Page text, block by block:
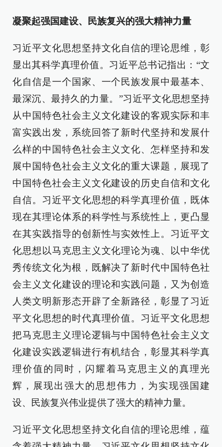
凝聚起强国建设、民族复兴的强大精神力量
习近平文化思想坚持文化自信的理论思维，彰
显出其科学真理价值。习近平总书记指出：“文
化自信是一个国家、一个民族发展中最基本、
最深沉、最持久的力量。”习近平文化思想坚持
从中国特色社会主义文化建设的客观实际和丰
富实践出发，系统回答了新时代坚持和发展什
么样的中国特色社会主义文化、怎样坚持和发
展中国特色社会主义文化的重大课题，展现了
中国特色社会主义文化建设的历史自信和文化
自信。习近平文化思想的科学真理价值，既体
现在其理论体系的科学性与系统性上，更凸显
在其实践指导的创新性与实效性上。习近平文
化思想以马克思主义文化理论为魂、以中华优
秀传统文化为根，既解决了新时代中国特色社
会主义文化建设的理论和实践问题，又为创造
人类文明新形态开辟了全新路径，彰显了习近
平文化思想的时代真理价值。习近平文化思想
把马克思主义理论逻辑与中国特色社会主义文
化建设实践逻辑进行有机结合，彰显其科学真
理价值的同时，闪耀着马克思主义的真理光
辉，展现出强大的思想伟力，为实现强国建
设、民族复兴伟业提供了强大的精神力量。
习近平文化思想坚持文化自信的理论思维，蕴